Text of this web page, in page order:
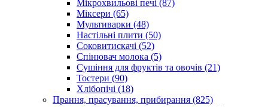
Мікрохвильові печі (87)
Міксери (65)
Мультиварки (48)
Настільні плити (50)
Соковитискачі (52)
Спінювач молока (5)
Сушіння для фруктів та овочів (21)
Тостери (90)
Хлібопічі (18)
Прання, прасування, прибирання (825)